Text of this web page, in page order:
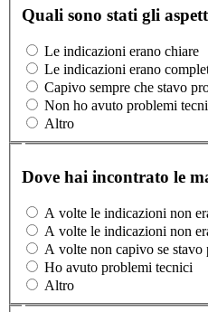
Quali sono stati gli
Le indicazioni erano chiare
Le indicazioni erano
Capivo sempre che stavo
Non ho avuto problemi
Altro
Dove hai incontrato le
A volte le indicazioni non
A volte le indicazioni non
A volte non capivo se stavo
Ho avuto problemi tecnici
Altro